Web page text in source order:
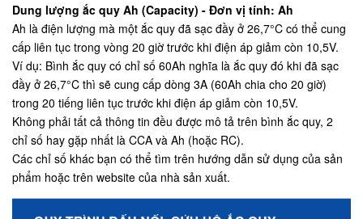
Dung lượng ắc quy Ah (Capacity) - Đơn vị tính: Ah
Ah là điện lượng mà một ắc quy đã sạc đầy ở 26,7°C có thể cung
cấp liên tục trong vòng 20 giờ trước khi điện áp giảm còn 10,5V.
Ví dụ: Bình ắc quy có chỉ số 60Ah nghĩa là ắc quy đó khi đã sạc
đầy ở 26,7°C thì sẽ cung cấp dòng 3A (60Ah chia cho 20 giờ)
trong 20 tiếng liên tục trước khi điện áp giảm còn 10,5V.
Không phải tất cả thông tin đều được mô tả trên bình ắc quy, 2
chỉ số hay gặp nhất là CCA và Ah (hoặc RC).
Các chỉ số khác bạn có thể tìm trên hướng dẫn sử dụng của sản
phẩm hoặc trên website của nhà sản xuất.